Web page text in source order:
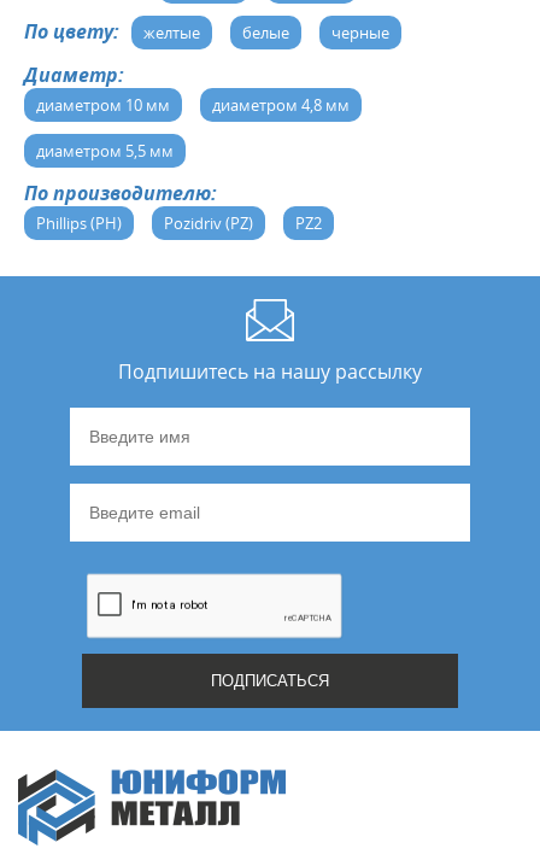
По цвету: желтые белые черные
Диаметр:
диаметром 10 мм диаметром 4,8 мм
диаметром 5,5 мм
По производителю:
Phillips (PH) Pozidriv (PZ) PZ2
Подпишитесь на нашу рассылку